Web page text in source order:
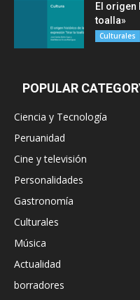
El
toalla»
Culturales
POPULAR
Ciencia y Tecnología
Peruanidad
Cine y televisión
Personalidades
Gastronomía
Culturales
Música
Actualidad
borradores